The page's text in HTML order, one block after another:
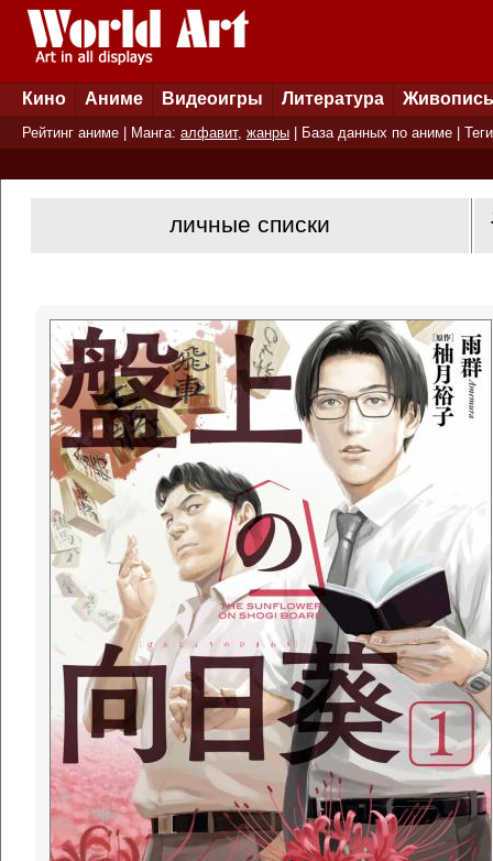
Кино Аниме Видеоигры Литература Живопись
Рейтинг аниме | Манга: алфавит, жанры База данных по аниме Теги
личные списки